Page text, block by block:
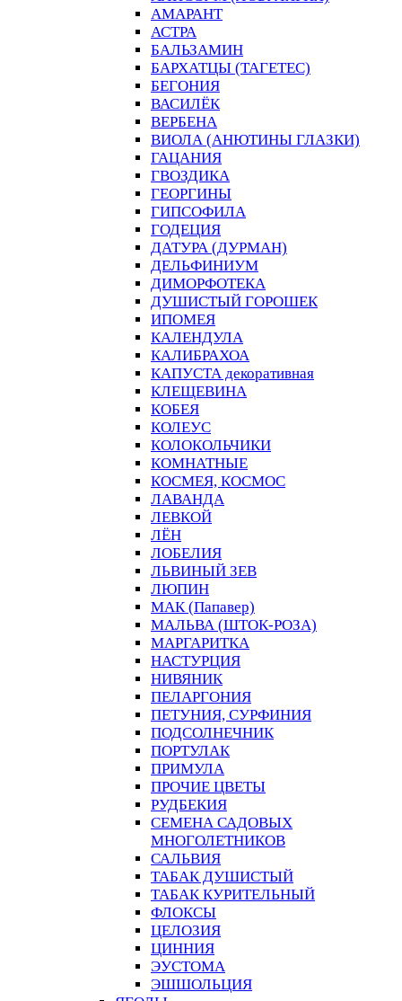
АМАРАНТ
АСТРА
БАЛЬЗАМИН
БАРХАТЦЫ (ТАГЕТЕС)
БЕГОНИЯ
ВАСИЛЁК
ВЕРБЕНА
ВИОЛА (АНЮТИНЫ ГЛАЗКИ)
ГАЦАНИЯ
ГВОЗДИКА
ГЕОРГИНЫ
ГИПСОФИЛА
ГОДЕЦИЯ
ДАТУРА (ДУРМАН)
ДЕЛЬФИНИУМ
ДИМОРФОТЕКА
ДУШИСТЫЙ ГОРОШЕК
ИПОМЕЯ
КАЛЕНДУЛА
КАЛИБРАХОА
КАПУСТА декоративная
КЛЕЩЕВИНА
КОБЕЯ
КОЛЕУС
КОЛОКОЛЬЧИКИ
КОМНАТНЫЕ
КОСМЕЯ, КОСМОС
ЛАВАНДА
ЛЕВКОЙ
ЛЁН
ЛОБЕЛИЯ
ЛЬВИНЫЙ ЗЕВ
ЛЮПИН
МАК (Папавер)
МАЛЬВА (ШТОК-РОЗА)
МАРГАРИТКА
НАСТУРЦИЯ
НИВЯНИК
ПЕЛАРГОНИЯ
ПЕТУНИЯ, СУРФИНИЯ
ПОДСОЛНЕЧНИК
ПОРТУЛАК
ПРИМУЛА
ПРОЧИЕ ЦВЕТЫ
РУДБЕКИЯ
СЕМЕНА САДОВЫХ
МНОГОЛЕТНИКОВ
САЛЬВИЯ
ТАБАК ДУШИСТЫЙ
ТАБАК КУРИТЕЛЬНЫЙ
ФЛОКСЫ
ЦЕЛОЗИЯ
ЦИННИЯ
ЭУСТОМА
ЭШШОЛЬЦИЯ